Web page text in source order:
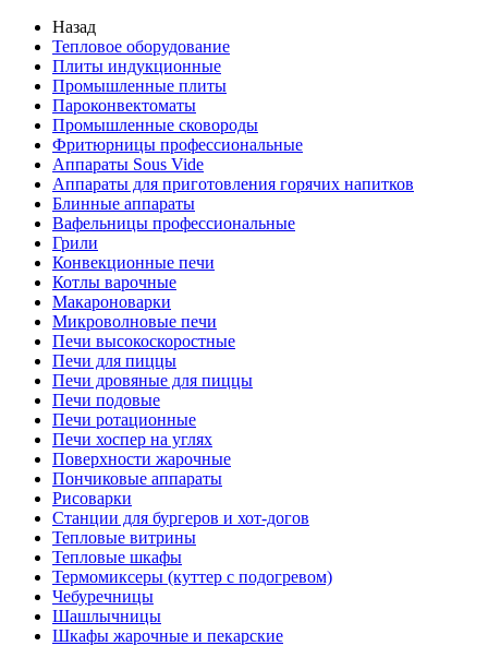
Назад
Тепловое оборудование
Плиты индукционные
Промышленные плиты
Пароконвектоматы
Промышленные сковороды
Фритюрницы профессиональные
Аппараты Sous Vide
Аппараты для приготовления горячих напитков
Блинные аппараты
Вафельницы профессиональные
Грили
Конвекционные печи
Котлы варочные
Макароноварки
Микроволновые печи
Печи высокоскоростные
Печи для пиццы
Печи дровяные для пиццы
Печи подовые
Печи ротационные
Печи хоспер на углях
Поверхности жарочные
Пончиковые аппараты
Рисоварки
Станции для бургеров и хот-догов
Тепловые витрины
Тепловые шкафы
Термомиксеры (куттер с подогревом)
Чебуречницы
Шашлычницы
Шкафы жарочные и пекарские